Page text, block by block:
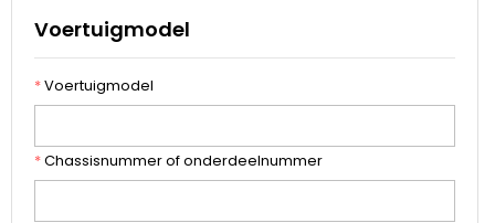
Voertuigmodel
*Voertuigmodel
*Chassisnummer of onderdeelnummer